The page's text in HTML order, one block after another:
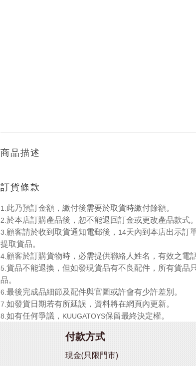
商品描述
訂貨條款
1. 此乃預訂金額，繳付後需要於取貨時繳付餘額。
2. 於本店訂購產品後，恕不能退回訂金或更改產品款式。
3. 顧客請於收到取貨通知電郵後， 14天內到本店出示訂
提取貨品。
4. 顧客於訂購貨物時，必需提供聯絡人姓名，有效之電
5. 貨品不能退換，但如發現貨品有不良配件，所有貨
品。
6. 最後完成品細節及配件與官圖或許會有少許差別。
7. 如發貨日期若有所延誤，資料將在網頁內更新。
8. 如有任何爭議， KUUGATOYS保留最終決定權。
付款方式
現金(只限門市)